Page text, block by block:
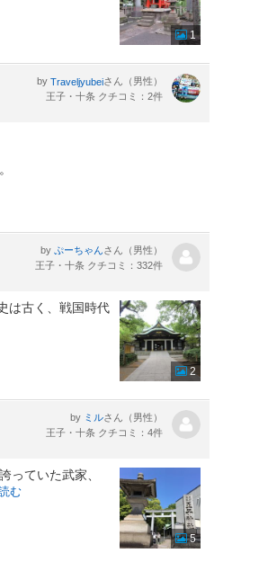
1
by Traveljyubeiさん（男性）
王子・十条 クチコミ：2件
by ぷーちゃんさん（男性）
王子・十条 クチコミ：332件
は古く、戦国時代
2
by ミルさん（男性）
王子・十条 クチコミ：4件
っていた武家、
む
5